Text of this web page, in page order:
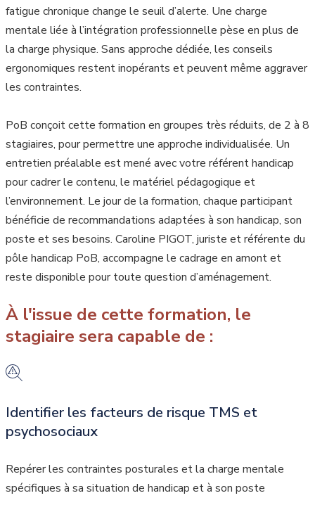
fatigue chronique change le seuil d’alerte. Une charge
mentale liée à l’intégration professionnelle pèse en plus de
la charge physique. Sans approche dédiée, les conseils
ergonomiques restent inopérants et peuvent même aggraver
les contraintes.
PoB conçoit cette formation en groupes très réduits, de 2 à 8
stagiaires, pour permettre une approche individualisée. Un
entretien préalable est mené avec votre référent handicap
pour cadrer le contenu, le matériel pédagogique et
l’environnement. Le jour de la formation, chaque participant
bénéficie de recommandations adaptées à son handicap, son
poste et ses besoins. Caroline PIGOT, juriste et référente du
pôle handicap PoB, accompagne le cadrage en amont et
reste disponible pour toute question d’aménagement.
À l'issue de cette formation, le
stagiaire sera capable de :
Identifier les facteurs de risque TMS et
psychosociaux
Repérer les contraintes posturales et la charge mentale
spécifiques à sa situation de handicap et à son poste